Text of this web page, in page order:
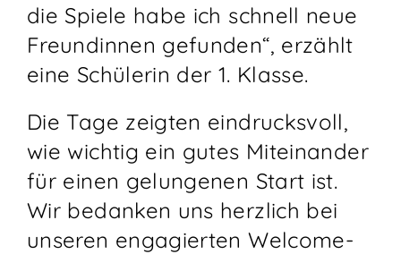
die Spiele habe ich schnell neue
Freundinnen gefunden“, erzählt
eine Schülerin der 1. Klasse.
Die Tage zeigten eindrucksvoll,
wie wichtig ein gutes Miteinander
für einen gelungenen Start ist.
Wir bedanken uns herzlich bei
unseren engagierten Welcome-